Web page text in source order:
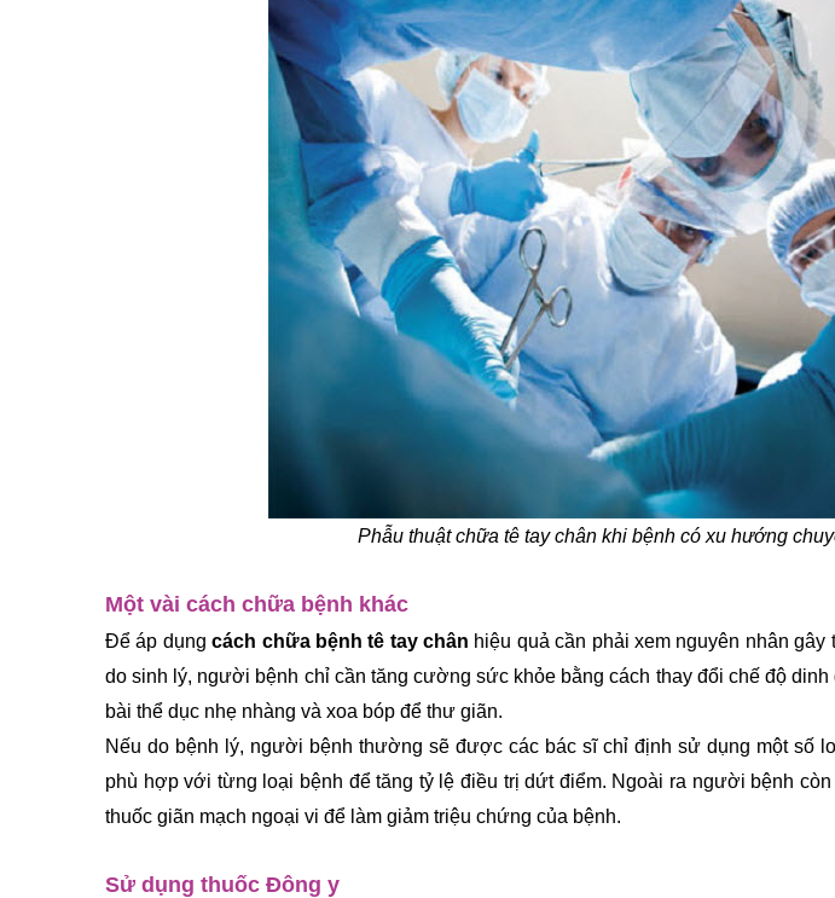
Phẫu thuật chữa tê tay chân khi bệnh có xu hướng
Một vài cách chữa bệnh khác
Để áp dụng cách chữa bệnh tê tay chân hiệu quả cần phải xem nguyên nhân
do sinh lý, người bệnh chỉ cần tăng cường sức khỏe bằng cách thay đổi chế độ
bài thể dục nhẹ nhàng và xoa bóp để thư giãn.
Nếu do bệnh lý, người bệnh thường sẽ được các bác sĩ chỉ định sử dụng một số
phù hợp với từng loại bệnh để tăng tỷ lệ điều trị dứt điểm. Ngoài ra người bệnh
thuốc giãn mạch ngoại vi để làm giảm triệu chứng của bệnh.
Sử dụng thuốc Đông y